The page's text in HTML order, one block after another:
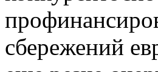
сбережений